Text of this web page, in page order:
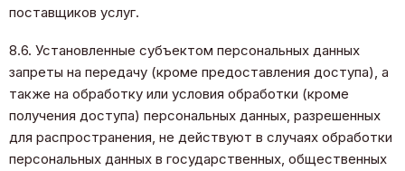
поставщиков услуг.
8.6. Установленные субъектом персональных данных
запреты на передачу (кроме предоставления доступа), а
также на обработку или условия обработки (кроме
получения доступа) персональных данных, разрешенных
для распространения, не действуют в случаях обработки
персональных данных в государственных, общественных